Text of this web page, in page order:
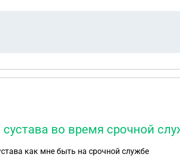
во время срочной
как мне быть на срочной службе